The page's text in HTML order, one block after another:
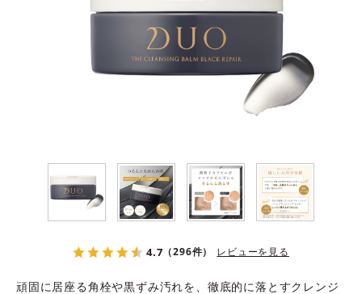
クレンジングバームの魅力
4.7 （296件） レビューを見る
頑固に居座る角栓や黒ずみ汚れを、徹底的に落とすクレンジ